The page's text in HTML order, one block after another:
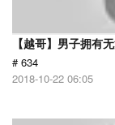
【越哥】男子拥有
# 634
2018-10-22 06:05